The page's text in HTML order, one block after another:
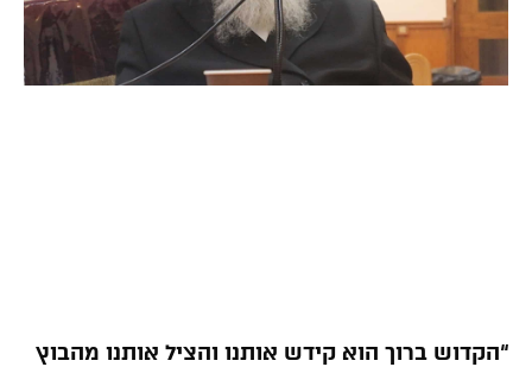
“הקדוש ברוך הוא קידש אותנו והציל אותנו מהבוץ